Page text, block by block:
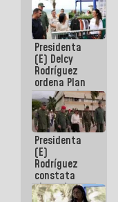
baloncesto
por su
clasificación
a la
AmeriCup
2027
Presidenta
(E) Delcy
Rodríguez
ordena Plan
maestro de
desarrollo
logístico y
turístico
para La
Guaira
Presidenta
(E)
Rodríguez
constata
obras de